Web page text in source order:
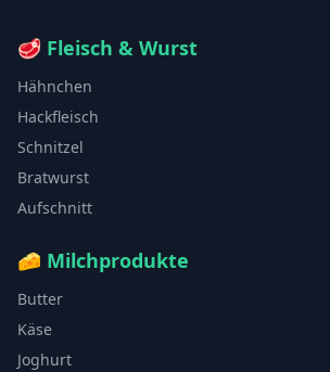
🥩 Fleisch & Wurst
Hähnchen
Hackfleisch
Schnitzel
Bratwurst
Aufschnitt
🧀 Milchprodukte
Butter
Käse
Joghurt